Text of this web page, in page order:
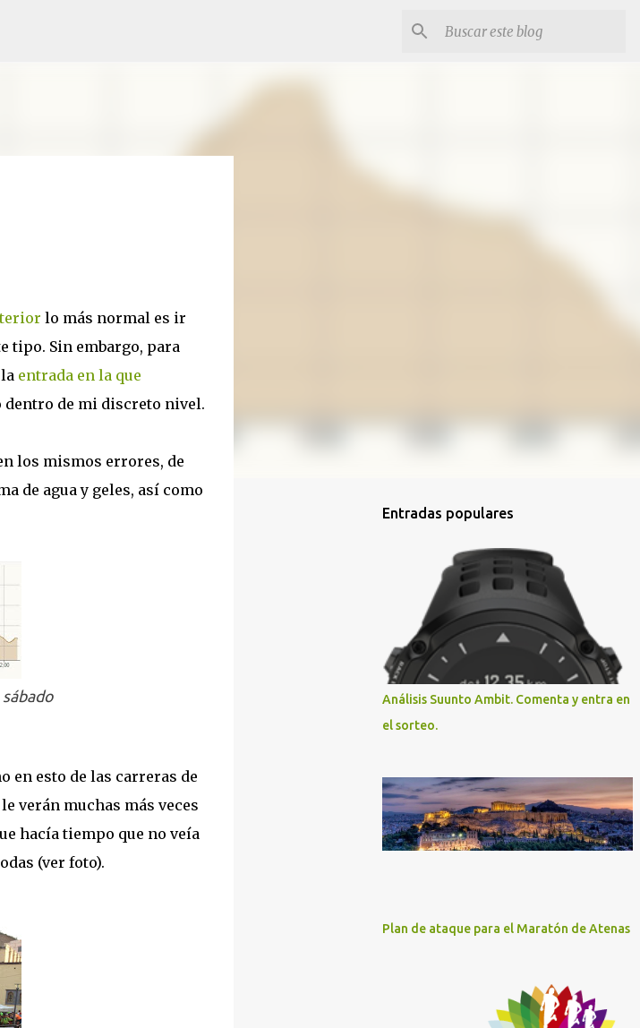
lo más normal es ir
tipo. Sin embargo, para
entrada en la que
de mi discreto nivel.
los mismos errores, de
de agua y geles, así como
en esto de las carreras de
verán muchas más veces
hacía tiempo que no veía
(ver foto).
Entradas populares
Análisis Suunto Ambit. Comenta y entra en
el sorteo.
Plan de ataque para el Maratón de Atenas